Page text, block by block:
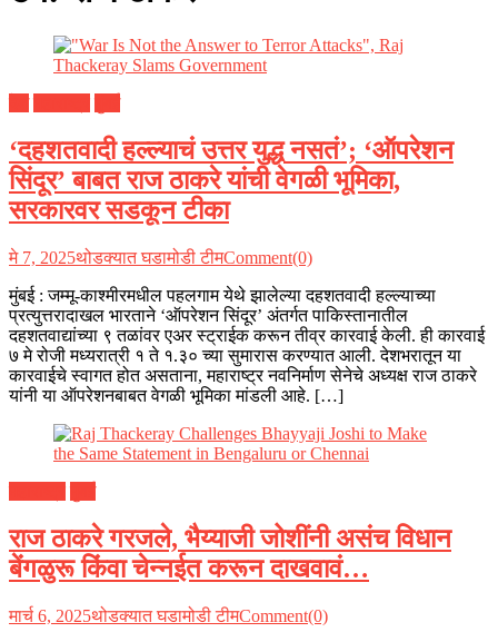
‘दहशतवादी हल्ल्याचं उत्तर युद्ध नसतं’; ‘ऑपरेशन
सिंदूर’ बाबत राज ठाकरे यांची वेगळी भूमिका,
सरकारवर सडकून टीका
मे 7, 2025थोडक्यात घडामोडी टीमComment(0)
मुंबई : जम्मू-काश्मीरमधील पहलगाम येथे झालेल्या दहशतवादी हल्ल्याच्या
प्रत्युत्तरादाखल भारताने ‘ऑपरेशन सिंदूर’ अंतर्गत पाकिस्तानातील
दहशतवाद्यांच्या ९ तळांवर एअर स्ट्राईक करून तीव्र कारवाई केली. ही कारवाई
७ मे रोजी मध्यरात्री १ ते १.३० च्या सुमारास करण्यात आली. देशभरातून या
कारवाईचे स्वागत होत असताना, महाराष्ट्र नवनिर्माण सेनेचे अध्यक्ष राज ठाकरे
यांनी या ऑपरेशनबाबत वेगळी भूमिका मांडली आहे. […]
राज ठाकरे गरजले, भैय्याजी जोशींनी असंच विधान
बेंगळुरू किंवा चेन्नईत करून दाखवावं…
मार्च 6, 2025थोडक्यात घडामोडी टीमComment(0)